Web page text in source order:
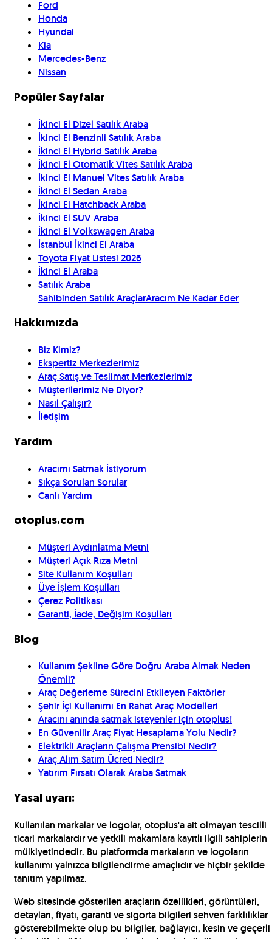
Ford
Honda
Hyundai
Kia
Mercedes-Benz
Nissan
Popüler Sayfalar
İkinci El Dizel Satılık Araba
İkinci El Benzinli Satılık Araba
İkinci El Hybrid Satılık Araba
İkinci El Otomatik Vites Satılık Araba
İkinci El Manuel Vites Satılık Araba
İkinci El Sedan Araba
İkinci El Hatchback Araba
İkinci El SUV Araba
İkinci El Volkswagen Araba
İstanbul İkinci El Araba
Toyota Fiyat Listesi 2026
İkinci El Araba
Satılık Araba
Sahibinden Satılık AraçlarAracım Ne Kadar Eder
Hakkımızda
Biz Kimiz?
Ekspertiz Merkezlerimiz
Araç Satış ve Teslimat Merkezlerimiz
Müşterilerimiz Ne Diyor?
Nasıl Çalışır?
İletişim
Yardım
Aracımı Satmak İstiyorum
Sıkça Sorulan Sorular
Canlı Yardım
otoplus.com
Müşteri Aydınlatma Metni
Müşteri Açık Rıza Metni
Site Kullanım Koşulları
Üye İşlem Koşulları
Çerez Politikası
Garanti, İade, Değişim Koşulları
Blog
Kullanım Şekline Göre Doğru Araba Almak Neden
Önemli?
Araç Değerleme Sürecini Etkileyen Faktörler
Şehir İçi Kullanımı En Rahat Araç Modelleri
Aracını anında satmak isteyenler için otoplus!
En Güvenilir Araç Fiyat Hesaplama Yolu Nedir?
Elektrikli Araçların Çalışma Prensibi Nedir?
Araç Alım Satım Ücreti Nedir?
Yatırım Fırsatı Olarak Araba Satmak
Yasal uyarı:
Kullanılan markalar ve logolar, otoplus'a ait olmayan tescilli
ticari markalardır ve yetkili makamlara kayıtlı ilgili sahiplerin
mülkiyetindedir. Bu platformda markaların ve logoların
kullanımı yalnızca bilgilendirme amaçlıdır ve hiçbir şekilde
tanıtım yapılmaz.
Web sitesinde gösterilen araçların özellikleri, görüntüleri,
detayları, fiyatı, garanti ve sigorta bilgileri sehven farklılıklar
gösterebilmekte olup bu bilgiler, bağlayıcı, kesin ve geçerli